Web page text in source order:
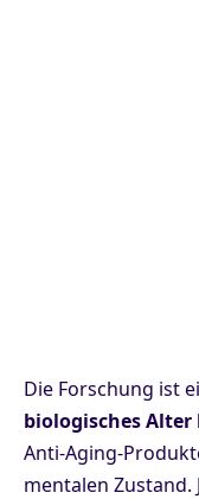
Die Forschung ist
biologisches Alter
Anti-Aging-
mentalen Zustand.